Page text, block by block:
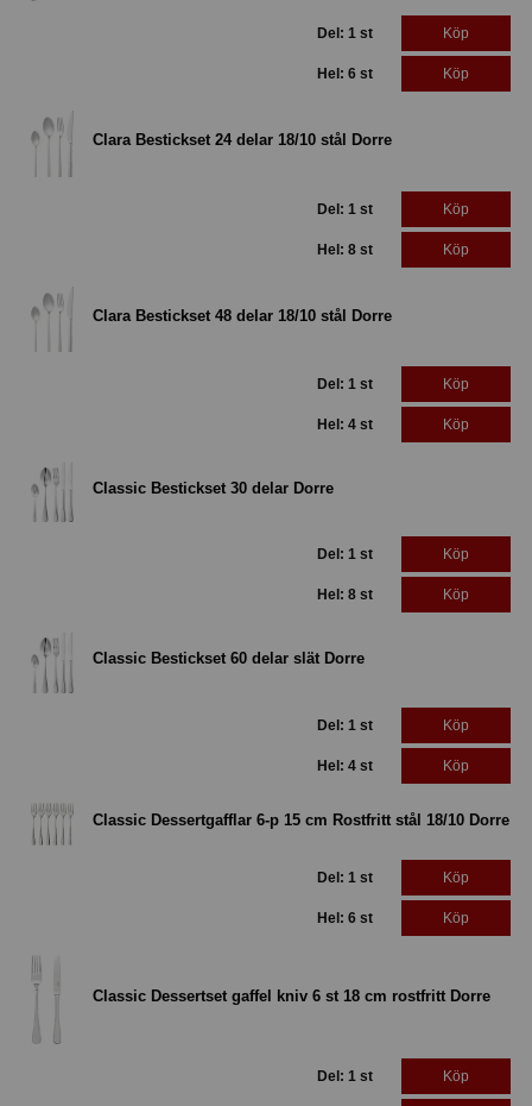
Del: 1 st Köp
Hel: 6 st Köp
Clara Bestickset 24 delar 18/10 stål Dorre
Del: 1 st Köp
Hel: 8 st Köp
Clara Bestickset 48 delar 18/10 stål Dorre
Del: 1 st Köp
Hel: 4 st Köp
Classic Bestickset 30 delar Dorre
Del: 1 st Köp
Hel: 8 st Köp
Classic Bestickset 60 delar slät Dorre
Del: 1 st Köp
Hel: 4 st Köp
Classic Dessertgafflar 6-p 15 cm Rostfritt stål 18/10 Dorre
Del: 1 st Köp
Hel: 6 st Köp
Classic Dessertset gaffel kniv 6 st 18 cm rostfritt Dorre
Del: 1 st Köp